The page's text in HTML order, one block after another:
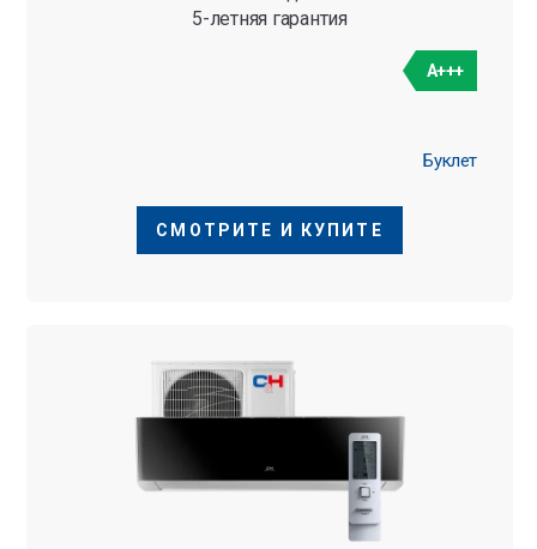
5-летняя гарантия
A+++
Буклет
СМОТРИТЕ И КУПИТЕ